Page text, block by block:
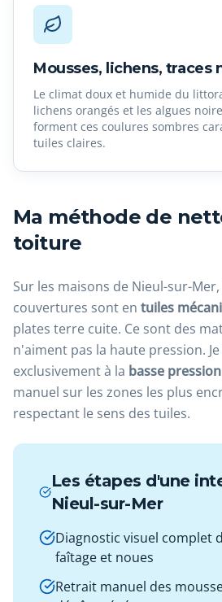
Mousses, lichens, traces
Le climat doux et humide du
lichens orangés et les algues
forment ces coulures sombres
tuiles claires.
Ma méthode de
toiture
Sur les maisons de Nieul-sur-
couvertures sont en tuiles
plates terre cuite. Ce sont des
n'aiment pas la haute pression.
exclusivement à la basse pression
manuel sur les zones les plus
respectant le sens des tuiles.
Les étapes d'une
Nieul-sur-Mer
Diagnostic visuel complet
faîtage et noues
Retrait manuel des